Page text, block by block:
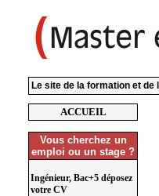
Le site de la formation et
ACCUEIL
Vous cherchez un
emploi ou un stage ?
Ingénieur, Bac+5 déposez
votre CV